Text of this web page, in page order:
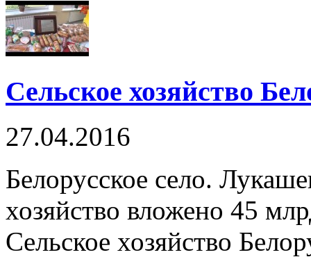
Сельское хозяйство
27.04.2016
Белорусское село.
хозяйство вложено 45
Сельское хозяйство